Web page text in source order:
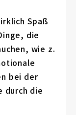
Spaß
die
wie z.
bei der
durch die